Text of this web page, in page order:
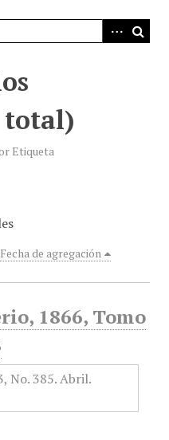
total)
Etiqueta
Fecha de agregación
1866, Tomo